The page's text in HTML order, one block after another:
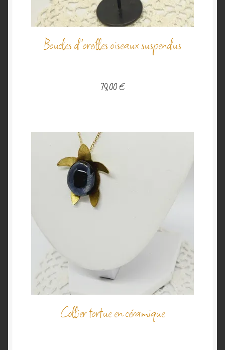
Boucles d’oreilles oiseaux suspendus
79,00€
Collier tortue en céramique